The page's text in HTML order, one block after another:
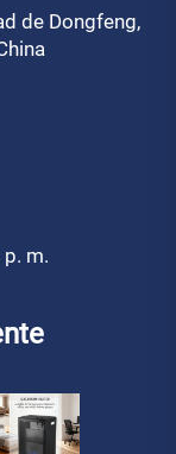
de Dongfeng,
m.